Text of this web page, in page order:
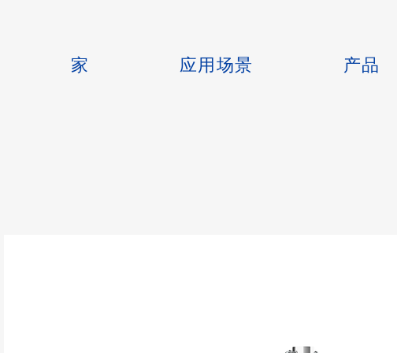
家 应用场景 产品